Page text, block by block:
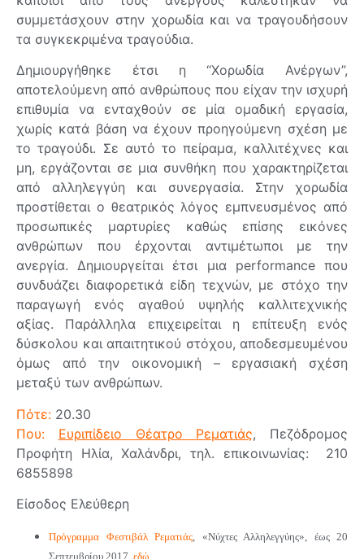
συμμετάσχουν στην χορωδία και να τραγουδήσουν
τα συγκεκριμένα τραγούδια.
Δημιουργήθηκε έτσι η “Χορωδία Ανέργων”,
αποτελούμενη από ανθρώπους που είχαν την ισχυρή
επιθυμία να ενταχθούν σε μία ομαδική εργασία,
χωρίς κατά βάση να έχουν προηγούμενη σχέση με
το τραγούδι. Σε αυτό το πείραμα, καλλιτέχνες και
μη, εργάζονται σε μια συνθήκη που χαρακτηρίζεται
από αλληλεγγύη και συνεργασία. Στην χορωδία
προστίθεται ο θεατρικός λόγος εμπνευσμένος από
προσωπικές μαρτυρίες καθώς επίσης εικόνες
ανθρώπων που έρχονται αντιμέτωποι με την
ανεργία. Δημιουργείται έτσι μια performance που
συνδυάζει διαφορετικά είδη τεχνών, με στόχο την
παραγωγή ενός αγαθού υψηλής καλλιτεχνικής
αξίας. Παράλληλα επιχειρείται η επίτευξη ενός
δύσκολου και απαιτητικού στόχου, αποδεσμευμένου
όμως από την οικονομική – εργασιακή σχέση
μεταξύ των ανθρώπων.
Πότε: 20.30
Που:
Ευριπίδειο Θέατρο Ρεματιάς, Πεζόδρομος
Προφήτη Ηλία, Χαλάνδρι, τηλ. επικοινωνίας: 210
6855898
Είσοδος Ελεύθερη
Πρόγραμμα Φεστιβάλ Ρεματιάς , «Νύχτες Αλληλεγγύης», έως 20
Σεπτεμβρίου 2017, εδώ